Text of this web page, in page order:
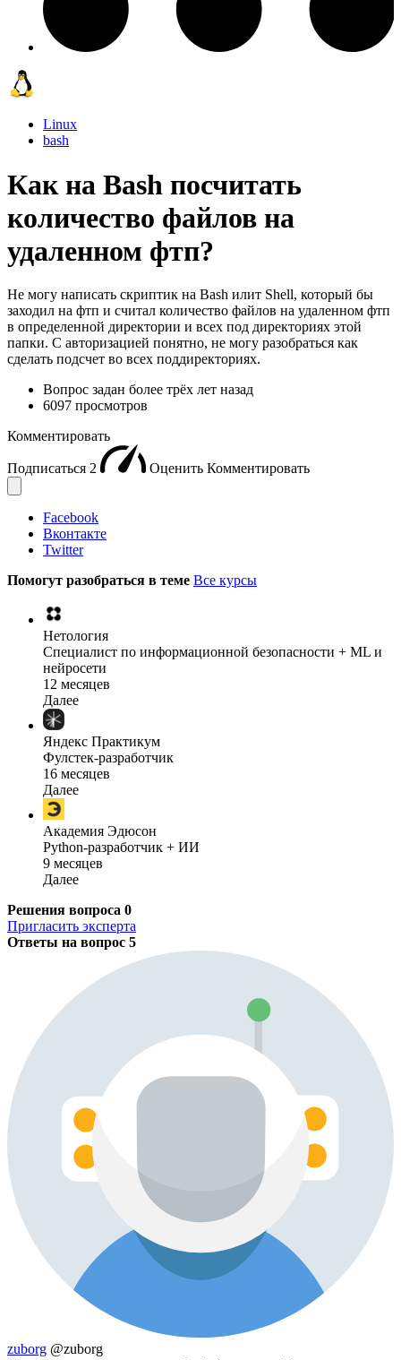
Linux
bash
Как на Bash посчитать
количество файлов на
удаленном фтп?
Не могу написать скриптик на Bash илит Shell, который бы
заходил на фтп и считал количество файлов на удаленном фтп
в определенной директории и всех под директориях этой
папки. С авторизацией понятно, не могу разобраться как
сделать подсчет во всех поддиректориях.
Вопрос задан более трёх лет назад
6097 просмотров
Комментировать
Подписаться 2 Оценить Комментировать
Facebook
Вконтакте
Twitter
Помогут разобраться в теме Все курсы
Нетология
Специалист по информационной безопасности + ML и
нейросети
12 месяцев
Далее
Яндекс Практикум
Фулстек-разработчик
16 месяцев
Далее
Академия Эдюсон
Python-разработчик + ИИ
9 месяцев
Далее
Решения вопроса 0
Пригласить эксперта
Ответы на вопрос 5
zuborg @zuborg